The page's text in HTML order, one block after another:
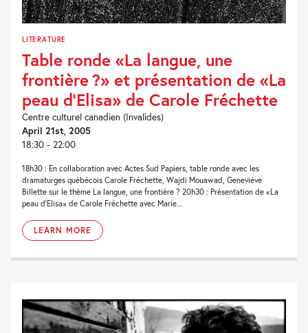
LITERATURE
Table ronde «La langue, une
frontière ?» et présentation de «La
peau d’Elisa» de Carole Fréchette
Centre culturel canadien (Invalides)
April 21st, 2005
18:30 - 22:00
18h30 : En collaboration avec Actes Sud Papiers, table ronde avec les
dramaturges québécois Carole Fréchette, Wajdi Mouawad, Geneviève
Billette sur le thème La langue, une frontière ? 20h30 : Présentation de «La
peau d'Elisa» de Carole Fréchette avec Marie...
LEARN MORE